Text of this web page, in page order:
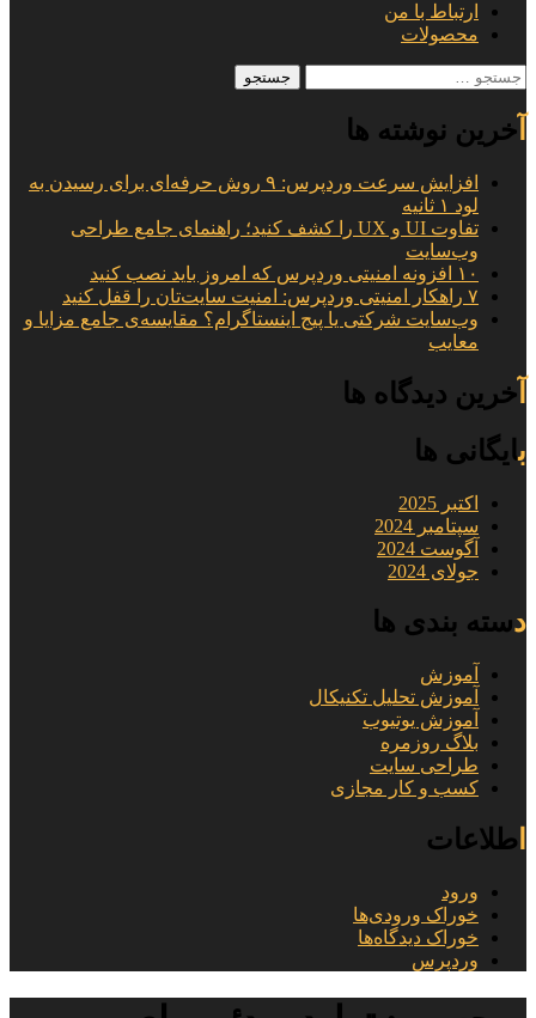
ارتباط با من
محصولات
جستجو
آخرین نوشته ها
افزایش سرعت وردپرس: ۹ روش حرفه‌ای برای رسیدن به
لود ۱ ثانیه
تفاوت UI و UX را کشف کنید؛ راهنمای جامع طراحی
وب‌سایت
۱۰ افزونه امنیتی وردپرس که امروز باید نصب کنید
۷ راهکار امنیتی وردپرس: امنیت سایت‌تان را قفل کنید
وب‌سایت شرکتی یا پیج اینستاگرام؟ مقایسه‌ی جامع مزایا و
معایب
آخرین دیدگاه ها
بایگانی ها
اکتبر 2025
سپتامبر 2024
آگوست 2024
جولای 2024
دسته بندی ها
آموزش
آموزش تحلیل تکنیکال
آموزش یوتیوب
بلاگ روزمره
طراحی سایت
کسب و کار مجازی
اطلاعات
ورود
خوراک ورودی‌ها
خوراک دیدگاه‌ها
وردپرس